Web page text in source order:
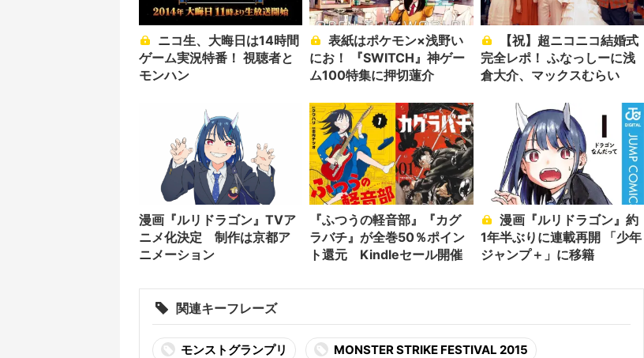
ゲーム実況特番！ 視聴者と
モンハン
表紙はポケモン×浅野い
にお！ 『SWITCH』神ゲー
ム100特集に押切蓮介
完全レポ！ ふなっしーに浅
倉大介、マックスむらい
漫画『ルリドラゴン』TVア
ニメ化決定 制作は京都ア
ニメーション
『ふつうの軽音部』『カグ
ラバチ』が全巻50％ポイン
ト還元 Kindleセール開催
1年半ぶりに連載再開 「少年
ジャンプ＋」に移籍
関連キーフレーズ
モンストグランプリ MONSTER STRIKE FESTIVAL 2015